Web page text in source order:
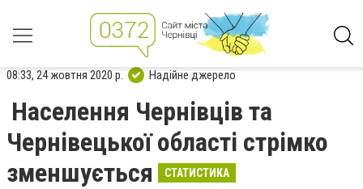
08:33, 24 жовтня 2020 р. Надійне джерело
Населення Чернівців та
Чернівецької області стрімко
зменшується
СТАТИСТИКА